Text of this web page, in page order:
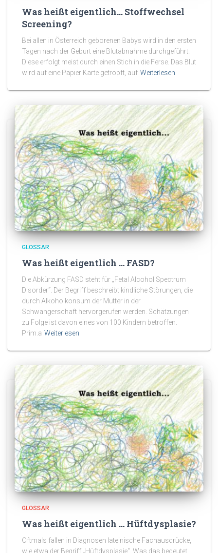
Was heißt eigentlich… Stoffwechsel
Screening?
Bei allen in Österreich geborenen Babys wird in den ersten
Tagen nach der Geburt eine Blutabnahme durchgeführt.
Diese erfolgt meist durch einen Stich in die Ferse. Das Blut
wird auf eine Papier Karte getropft, auf Weiterlesen
GLOSSAR
Was heißt eigentlich … FASD?
Die Abkürzung FASD steht für „Fetal Alcohol Spectrum
Disorder“. Der Begriff beschreibt kindliche Störungen, die
durch Alkoholkonsum der Mutter in der
Schwangerschaft hervorgerufen werden. Schätzungen
zu Folge ist davon eines von 100 Kindern betroffen.
Prim.a Weiterlesen
GLOSSAR
Was heißt eigentlich … Hüftdysplasie?
Oftmals fallen in Diagnosen lateinische Fachausdrücke,
wie etwa der Begriff „Hüftdysplasie“. Was das bedeutet